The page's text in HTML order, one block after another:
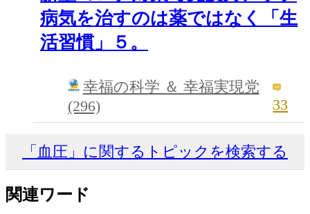
病気を治すのは薬ではなく「生
活習慣」５。
幸福の科学 ＆ 幸福実現党
(296)
33
「血圧」に関するトピックを検索する
関連ワード